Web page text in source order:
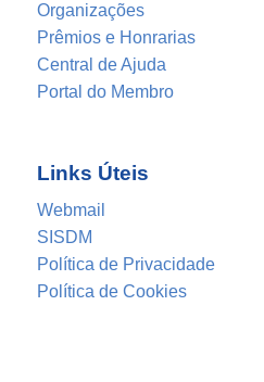
Organizações
Prêmios e Honrarias
Central de Ajuda
Portal do Membro
Links Úteis
Webmail
SISDM
Política de Privacidade
Política de Cookies